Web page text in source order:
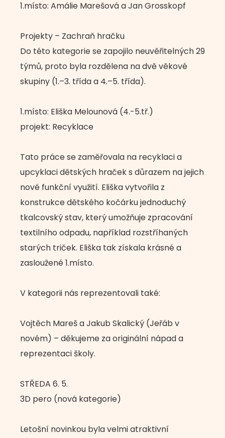
1.místo: Amálie Marešová a Jan Grosskopf
Projekty – Zachraň hračku
Do této kategorie se zapojilo neuvěřitelných 29
týmů, proto byla rozdělena na dvě věkové
skupiny (1.–3. třída a 4.–5. třída).
1.místo: Eliška Melounová (4.-5.tř.)
projekt: Recyklace
Tato práce se zaměřovala na recyklaci a
upcyklaci dětských hraček s důrazem na jejich
nové funkční využití. Eliška vytvořila z
konstrukce dětského kočárku jednoduchý
tkalcovský stav, který umožňuje zpracování
textilního odpadu, například rozstříhaných
starých triček. Eliška tak získala krásné a
zasloužené 1.místo.
V kategorii nás reprezentovali také:
Vojtěch Mareš a Jakub Skalický (Jeřáb v
novém) – děkujeme za originální nápad a
reprezentaci školy.
STŘEDA 6. 5.
3D pero (nová kategorie)
Letošní novinkou byla velmi atraktivní